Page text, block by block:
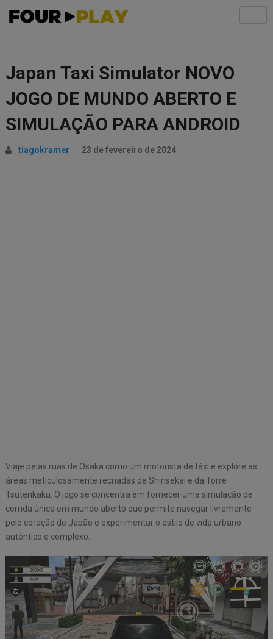
Japan Taxi Simulator NOVO
JOGO DE MUNDO ABERTO E
SIMULAÇÃO PARA ANDROID
tiagokramer 23 de fevereiro de 2024
Viaje pelas ruas de Osaka como um motorista de táxi e explore as
áreas meticulosamente recriadas de Shinsekai e da Torre
Tsutenkaku. O jogo se concentra em fornecer uma simulação de
corrida única em mundo aberto que permite navegar livremente
pelo coração do Japão e experimentar o estilo de vida urbano
autêntico e complexo.